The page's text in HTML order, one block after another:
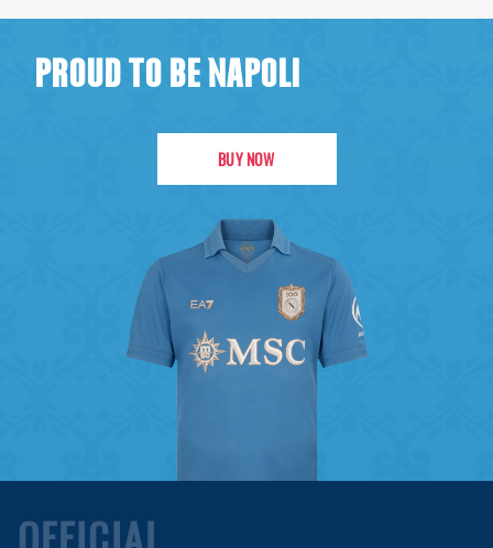
PROUD TO BE NAPOLI
BUY NOW